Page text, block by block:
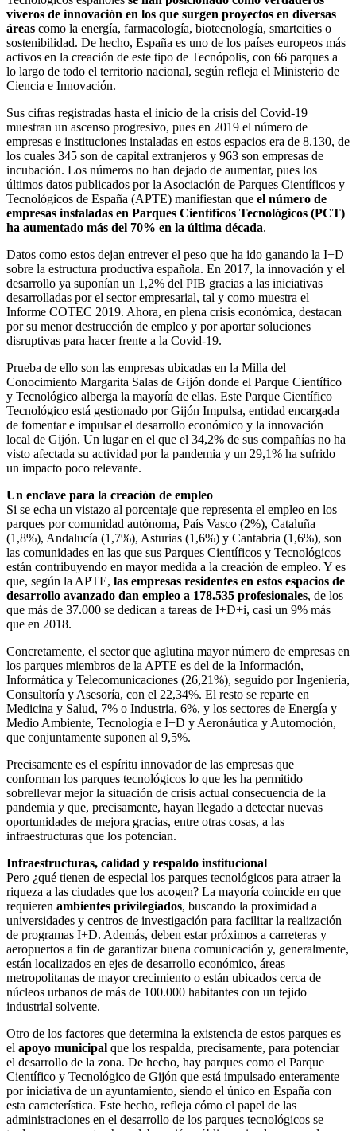
viveros de innovación en los que surgen proyectos en diversas
áreas como la energía, farmacología, biotecnología, smartcities o
sostenibilidad. De hecho, España es uno de los países europeos más
activos en la creación de este tipo de Tecnópolis, con 66 parques a
lo largo de todo el territorio nacional, según refleja el Ministerio de
Ciencia e Innovación.
Sus cifras registradas hasta el inicio de la crisis del Covid-19
muestran un ascenso progresivo, pues en 2019 el número de
empresas e instituciones instaladas en estos espacios era de 8.130, de
los cuales 345 son de capital extranjeros y 963 son empresas de
incubación. Los números no han dejado de aumentar, pues los
últimos datos publicados por la Asociación de Parques Científicos y
Tecnológicos de España (APTE) manifiestan que el número de
empresas instaladas en Parques Científicos Tecnológicos (PCT)
ha aumentado más del 70% en la última década.
Datos como estos dejan entrever el peso que ha ido ganando la I+D
sobre la estructura productiva española. En 2017, la innovación y el
desarrollo ya suponían un 1,2% del PIB gracias a las iniciativas
desarrolladas por el sector empresarial, tal y como muestra el
Informe COTEC 2019. Ahora, en plena crisis económica, destacan
por su menor destrucción de empleo y por aportar soluciones
disruptivas para hacer frente a la Covid-19.
Prueba de ello son las empresas ubicadas en la Milla del
Conocimiento Margarita Salas de Gijón donde el Parque Científico
y Tecnológico alberga la mayoría de ellas. Este Parque Científico
Tecnológico está gestionado por Gijón Impulsa, entidad encargada
de fomentar e impulsar el desarrollo económico y la innovación
local de Gijón. Un lugar en el que el 34,2% de sus compañías no ha
visto afectada su actividad por la pandemia y un 29,1% ha sufrido
un impacto poco relevante.
Un enclave para la creación de empleo
Si se echa un vistazo al porcentaje que representa el empleo en los
parques por comunidad autónoma, País Vasco (2%), Cataluña
(1,8%), Andalucía (1,7%), Asturias (1,6%) y Cantabria (1,6%), son
las comunidades en las que sus Parques Científicos y Tecnológicos
están contribuyendo en mayor medida a la creación de empleo. Y es
que, según la APTE, las empresas residentes en estos espacios de
desarrollo avanzado dan empleo a 178.535 profesionales, de los
que más de 37.000 se dedican a tareas de I+D+i, casi un 9% más
que en 2018.
Concretamente, el sector que aglutina mayor número de empresas en
los parques miembros de la APTE es del de la Información,
Informática y Telecomunicaciones (26,21%), seguido por Ingeniería,
Consultoría y Asesoría, con el 22,34%. El resto se reparte en
Medicina y Salud, 7% o Industria, 6%, y los sectores de Energía y
Medio Ambiente, Tecnología e I+D y Aeronáutica y Automoción,
que conjuntamente suponen al 9,5%.
Precisamente es el espíritu innovador de las empresas que
conforman los parques tecnológicos lo que les ha permitido
sobrellevar mejor la situación de crisis actual consecuencia de la
pandemia y que, precisamente, hayan llegado a detectar nuevas
oportunidades de mejora gracias, entre otras cosas, a las
infraestructuras que los potencian.
Infraestructuras, calidad y respaldo institucional
Pero ¿qué tienen de especial los parques tecnológicos para atraer la
riqueza a las ciudades que los acogen? La mayoría coincide en que
requieren ambientes privilegiados, buscando la proximidad a
universidades y centros de investigación para facilitar la realización
de programas I+D. Además, deben estar próximos a carreteras y
aeropuertos a fin de garantizar buena comunicación y, generalmente,
están localizados en ejes de desarrollo económico, áreas
metropolitanas de mayor crecimiento o están ubicados cerca de
núcleos urbanos de más de 100.000 habitantes con un tejido
industrial solvente.
Otro de los factores que determina la existencia de estos parques es
el apoyo municipal que los respalda, precisamente, para potenciar
el desarrollo de la zona. De hecho, hay parques como el Parque
Científico y Tecnológico de Gijón que está impulsado enteramente
por iniciativa de un ayuntamiento, siendo el único en España con
esta característica. Este hecho, refleja cómo el papel de las
administraciones en el desarrollo de los parques tecnológicos se